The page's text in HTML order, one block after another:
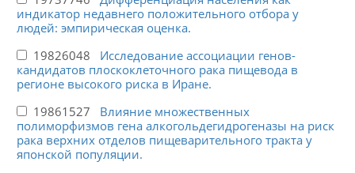
индикатор недавнего положительного отбора у
людей: эмпирическая оценка.
19826048 Исследование ассоциации генов-
кандидатов плоскоклеточного рака пищевода в
регионе высокого риска в Иране.
19861527 Влияние множественных
полиморфизмов гена алкогольдегидрогеназы на риск
рака верхних отделов пищеварительного тракта у
японской популяции.